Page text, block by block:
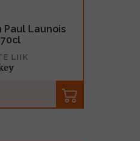
Paul Launois
70cl
LIIK